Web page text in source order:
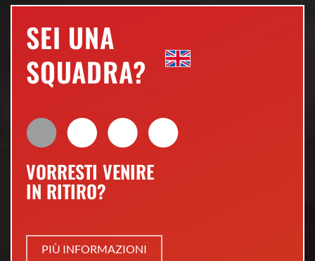
SEI UNA
SQUADRA?
VORRESTI VENIRE
IN RITIRO?
PIÙ INFORMAZIONI